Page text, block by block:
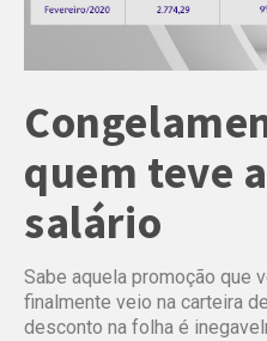
quem teve
salário
Sabe aquela promoção que
finalmente veio na carteira
desconto na folha é